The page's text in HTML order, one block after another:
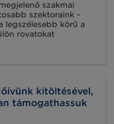
szakmai
szektoraink -
legszélesebb körű a
rovatokat
hírekkel. Az egyik
az
kitöltésével,
támogathassuk